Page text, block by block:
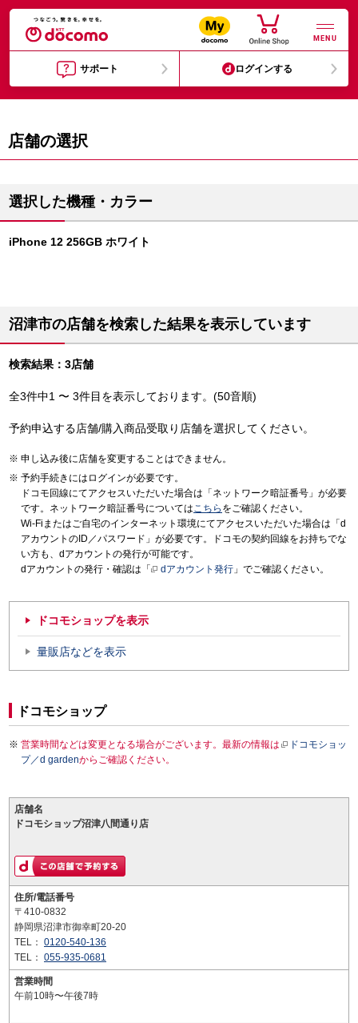
MENU
サポート ログインする
店舗の選択
選択した機種・カラー
iPhone 12 256GB ホワイト
沼津市の店舗を検索した結果を表示しています
検索結果：3店舗
全3件中1 〜 3件目を表示しております。(50音順)
予約申込する店舗/購入商品受取り店舗を選択してください。
申し込み後に店舗を変更することはできません。
予約手続きにはログインが必要です。
ドコモ回線にてアクセスいただいた場合は「ネットワーク暗証番号」が必要
です。ネットワーク暗証番号についてはこちら をご確認ください。
Wi-Fiまたはご自宅のインターネット環境にてアクセスいただいた場合は「d
アカウントのID／パスワード」が必要です。ドコモの契約回線をお持ちでな
い方も、dアカウントの発行が可能です。
dアカウントの発行・確認は「
dアカウント発行 」でご確認ください。
ドコモショップを表示
量販店などを表示
ドコモショップ
営業時間などは変更となる場合がございます。最新の情報は
ドコモショッ
プ／d gardenからご確認ください。
店舗名
ドコモショップ沼津八間通り店
住所/電話番号
〒410-0832
静岡県沼津市御幸町20-20
TEL： 0120-540-136
TEL： 055-935-0681
営業時間
午前10時〜午後7時